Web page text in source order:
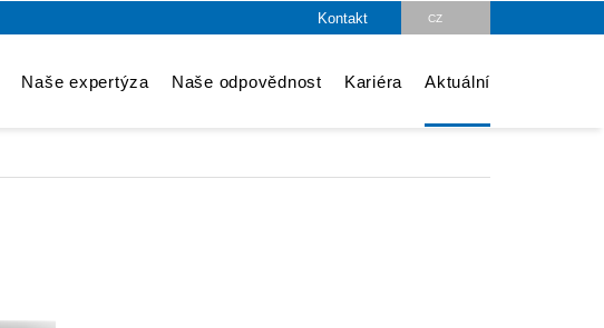
Kontakt CZ
Naše expertýza Naše odpovědnost Kariéra Aktuální